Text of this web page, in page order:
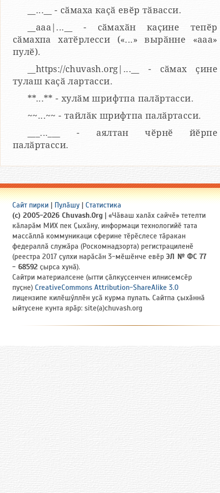
__...__ - сӑмаха каҫӑ евӗр тӑвасси.
__aaa|...__ - сӑмахӑн каҫине тепӗр
сӑмахпа хатӗрлесси («...» вырӑнне «ааа»
пулӗ).
__https://chuvash.org|...__ - сӑмах ҫине
тулаш каҫӑ лартасси.
**...** - хулӑм шрифтпа палӑртасси.
~~...~~ - тайлӑк шрифтпа палӑртасси.
___...___ - аялтан чӗрнӗ йӗрпе
палӑртасси.
Сайт пирки Пулӑшу
Статистика
(c) 2005-2026 Chuvash.Org | «Чӑваш халӑх сайчӗ» тетелти
кӑларӑм МИХ пек Ҫыхӑну, информаци технологийӗ тата
массӑллӑ коммуникаци сферине тӗрӗслесе тӑракан
федераллӑ служӑра (Роскомнадзорта) регистрациленӗ
(реестра 2017 ҫулхи нарӑсӑн 3-мӗшӗнче евӗр ЭЛ № ФС 77
- 68592 ҫырса хунӑ).
Сайтри материалсене (ытти ҫӑлкуҫсенчен илнисемсӗр
пуҫне) CreativeCommons Attribution-ShareAlike 3.0
лицензипе килӗшӳллӗн усӑ курма пулать. Сайтпа ҫыхӑннӑ
ыйтусене кунта ярӑр: site(a)chuvash.org